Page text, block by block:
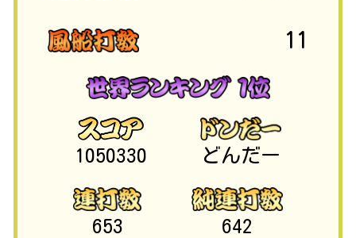
11
1050330 どんだー
653 642